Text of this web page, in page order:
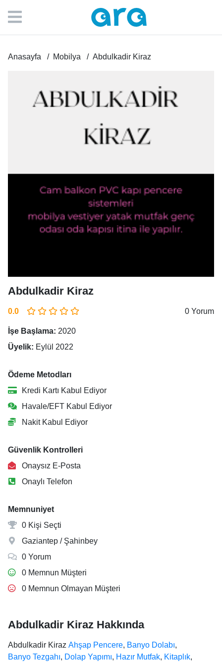
Anasayfa Mobilya Abdulkadir Kiraz
Abdulkadir Kiraz
0.0 0 Yorum
İşe Başlama: 2020
Üyelik: Eylül 2022
Ödeme Metodları
Kredi Kartı Kabul Ediyor
Havale/EFT Kabul Ediyor
Nakit Kabul Ediyor
Güvenlik Kontrolleri
Onaysız E-Posta
Onaylı Telefon
Memnuniyet
0 Kişi Seçti
Gaziantep / Şahinbey
0 Yorum
0 Memnun Müşteri
0 Memnun Olmayan Müşteri
Abdulkadir Kiraz Hakkında
Abdulkadir Kiraz Ahşap Pencere, Banyo Dolabı,
Banyo Tezgahı, Dolap Yapımı, Hazır Mutfak, Kitaplık,